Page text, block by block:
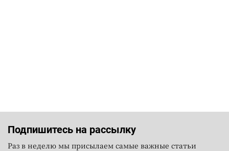
Подпишитесь на рассылку
Раз в неделю мы присылаем самые важные статьи